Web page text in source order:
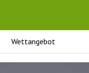
Wettangebot